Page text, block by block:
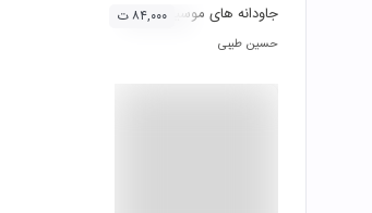
جاودانه های موسیقی مازندران 8 و 13 (حسین طیبی)
حسین طیبی
۸۴,۰۰۰ ت